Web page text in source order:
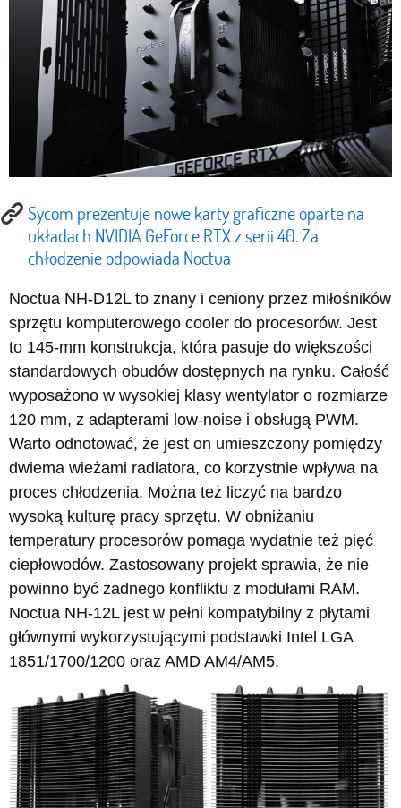
Sycom prezentuje nowe karty graficzne oparte na
układach NVIDIA GeForce RTX z serii 40. Za
chłodzenie odpowiada Noctua
Noctua NH-D12L to znany i ceniony przez miłośników
sprzętu komputerowego cooler do procesorów. Jest
to 145-mm konstrukcja, która pasuje do większości
standardowych obudów dostępnych na rynku. Całość
wyposażono w wysokiej klasy wentylator o rozmiarze
120 mm, z adapterami low-noise i obsługą PWM.
Warto odnotować, że jest on umieszczony pomiędzy
dwiema wieżami radiatora, co korzystnie wpływa na
proces chłodzenia. Można też liczyć na bardzo
wysoką kulturę pracy sprzętu. W obniżaniu
temperatury procesorów pomaga wydatnie też pięć
ciepłowodów. Zastosowany projekt sprawia, że nie
powinno być żadnego konfliktu z modułami RAM.
Noctua NH-12L jest w pełni kompatybilny z płytami
głównymi wykorzystującymi podstawki Intel LGA
1851/1700/1200 oraz AMD AM4/AM5.